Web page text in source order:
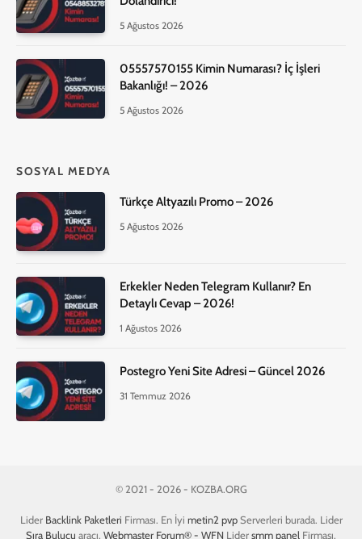
5 Ağustos 2026
05557570155 Kimin Numarası? İç İşleri
Bakanlığı! – 2026
5 Ağustos 2026
SOSYAL MEDYA
Türkçe Altyazılı Promo – 2026
5 Ağustos 2026
Erkekler Neden Telegram Kullanır? En
Detaylı Cevap – 2026!
1 Ağustos 2026
Postegro Yeni Site Adresi – Güncel 2026
31 Temmuz 2026
© 2021 - 2026 - KOZBA.ORG
Lider Backlink Paketleri Firması. En İyi metin2 pvpServerleri burada. Lider
Sıra Bulucu aracı. Webmaster Forum® - WFN Lidersmm panel Firması.